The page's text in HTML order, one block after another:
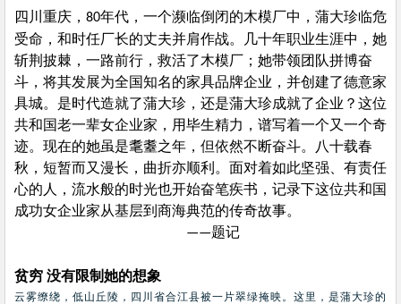
四川重庆， 80年代，一个濒临倒闭的木模厂中，蒲大珍临危
受命，和时任厂长的丈夫并肩作战。几十年职业生涯中，她
斩荆披棘，一路前行，救活了木模厂；她带领团队拼博奋
斗，将其发展为全国知名的家具品牌企业，并创建了德意家
具城。是时代造就了蒲大珍，还是蒲大珍成就了企业？这位
共和国老一辈女企业家，用毕生精力，谱写着一个又一个奇
迹。现在的她虽是耄耋之年，但依然不断奋斗。八十载春
秋，短暂而又漫长，曲折亦顺利。面对着如此坚强、有责任
心的人，流水般的时光也开始奋笔疾书，记录下这位共和国
成功女企业家从基层到商海典范的传奇故事。
——题记
贫穷 没有限制她的想象
云雾缭绕，低山丘陵，四川省合江县被一片翠绿掩映。这里，是蒲大珍的